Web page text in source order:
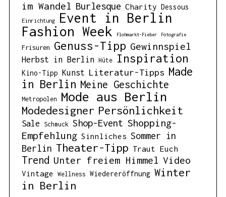
im Wandel Burlesque Charity Dessous
Einrichtung
Event in Berlin
Fashion Week
Flohmarkt-Fieber Fotografie
Frisuren Genuss-Tipp Gewinnspiel
Herbst in Berlin Hüte Inspiration
Kino-Tipp Kunst Literatur-Tipps Made
in Berlin Meine Geschichte
Metropolen Mode aus Berlin
Modedesigner Persönlichkeit
Sale Schmuck Shop-Event Shopping-
Empfehlung Sinnliches Sommer in
Berlin Theater-Tipp Traut Euch
Trend Unter freiem Himmel Video
Vintage Wellness Wiedereröffnung Winter
in Berlin